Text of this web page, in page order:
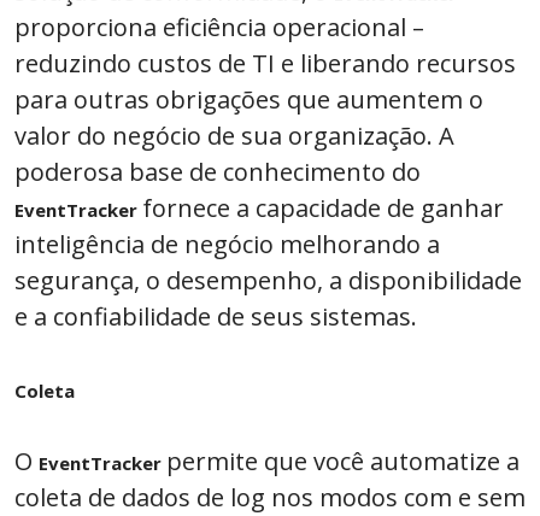
proporciona eficiência operacional –
reduzindo custos de TI e liberando recursos
para outras obrigações que aumentem o
valor do negócio de sua organização. A
poderosa base de conhecimento do
EventTracker fornece a capacidade de ganhar
inteligência de negócio melhorando a
segurança, o desempenho, a disponibilidade
e a confiabilidade de seus sistemas.
Coleta
O EventTracker permite que você automatize a
coleta de dados de log nos modos com e sem